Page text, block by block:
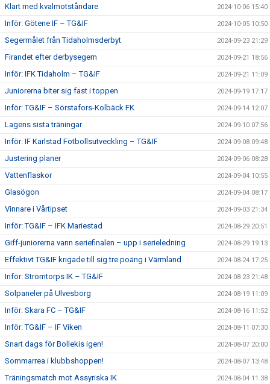
Klart med kvalmotståndare 2024-10-06 15:40
Inför: Götene IF – TG&IF 2024-10-05 10:50
Segermålet från Tidaholmsderbyt 2024-09-23 21:29
Firandet efter derbysegern 2024-09-21 18:56
Inför: IFK Tidaholm – TG&IF 2024-09-21 11:09
Juniorerna biter sig fast i toppen 2024-09-19 17:17
Inför: TG&IF – Sörstafors-Kolbäck FK 2024-09-14 12:07
Lagens sista träningar 2024-09-10 07:56
Inför: IF Karlstad Fotbollsutveckling – TG&IF 2024-09-08 09:48
Justering planer 2024-09-06 08:28
Vattenflaskor 2024-09-04 10:55
Glasögon 2024-09-04 08:17
Vinnare i Vårtipset 2024-09-03 21:34
Inför: TG&IF – IFK Mariestad 2024-08-29 20:51
Giff-juniorerna vann seriefinalen – upp i serieledning 2024-08-29 19:13
Effektivt TG&IF krigade till sig tre poäng i Värmland 2024-08-24 17:25
Inför: Strömtorps IK – TG&IF 2024-08-23 21:48
Solpaneler på Ulvesborg 2024-08-19 11:09
Inför: Skara FC – TG&IF 2024-08-16 11:52
Inför: TG&IF – IF Viken 2024-08-11 07:30
Snart dags för Bollekis igen! 2024-08-07 20:00
Sommarrea i klubbshoppen! 2024-08-07 13:48
Träningsmatch mot Assyriska IK 2024-08-04 11:38